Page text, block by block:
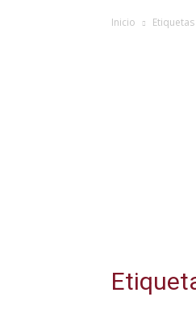
Digital
Inicio Etiquetas